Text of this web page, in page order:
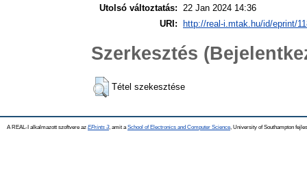
Utolsó változtatás:
22 Jan 2024 14:36
URI: http://real-i.mtak.hu/id/eprint/
Szerkesztés
Tétel szekesztése
A REAL-I alkalmazott szoftvere az EPrints 3, amit a School of Electronics and Computer Science , University of Southampton